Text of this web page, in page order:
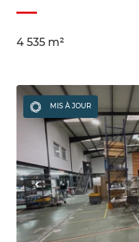
4 535 m²
MIS À JOUR